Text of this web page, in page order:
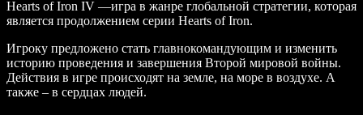
Hearts of Iron IV —игра в жанре глобальной стратегии, которая
является продолжением серии Hearts of Iron.
Игроку предложено стать главнокомандующим и изменить
историю проведения и завершения Второй мировой войны.
Действия в игре происходят на земле, на море в воздухе. А
также – в сердцах людей.